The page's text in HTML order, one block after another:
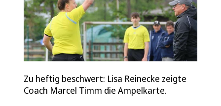
Zu heftig beschwert: Lisa Reinecke zeigte
Coach Marcel Timm die Ampelkarte.